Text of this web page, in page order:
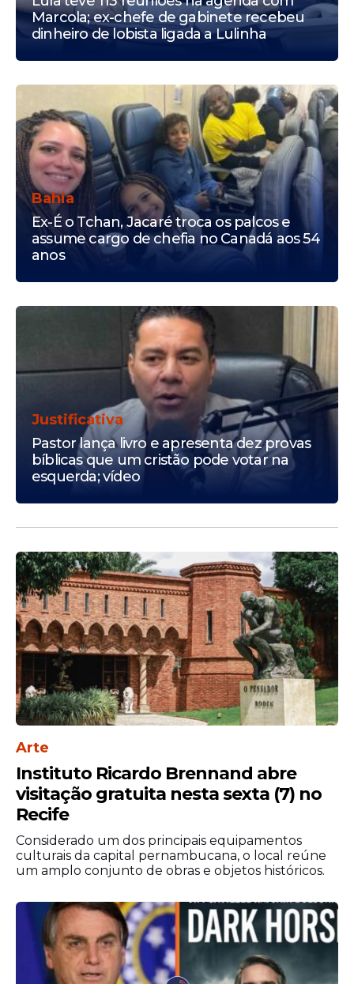
Marcola; ex-chefe de gabinete recebeu
dinheiro de lobista ligada a Lulinha
Bahia
Ex-É o Tchan, Jacaré troca os palcos e
assume cargo de chefia no Canadá aos 54
anos
Justificativa
Pastor lança livro e apresenta dez provas
bíblicas que um cristão pode votar na
esquerda; vídeo
Arte
Instituto Ricardo Brennand abre
visitação gratuita nesta sexta (7) no
Recife
Considerado um dos principais equipamentos
culturais da capital pernambucana, o local reúne
um amplo conjunto de obras e objetos históricos.